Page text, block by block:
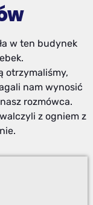
w ten budynek
otrzymaliśmy,
nam wynosić
rozmówca.
z ogniem z